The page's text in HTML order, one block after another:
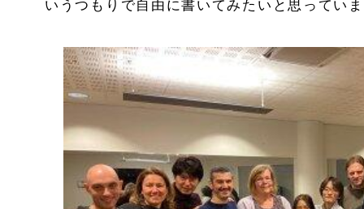
いうつもりで自由に書いてみたいと思ってい